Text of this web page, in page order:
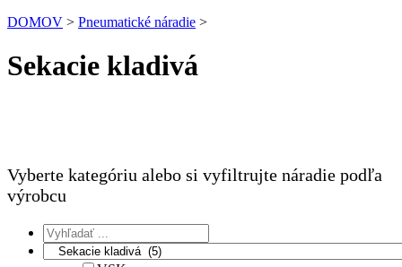
DOMOV > Pneumatické náradie >
Sekacie kladivá
Vyberte kategóriu alebo si vyfiltrujte náradie podľa
výrobcu